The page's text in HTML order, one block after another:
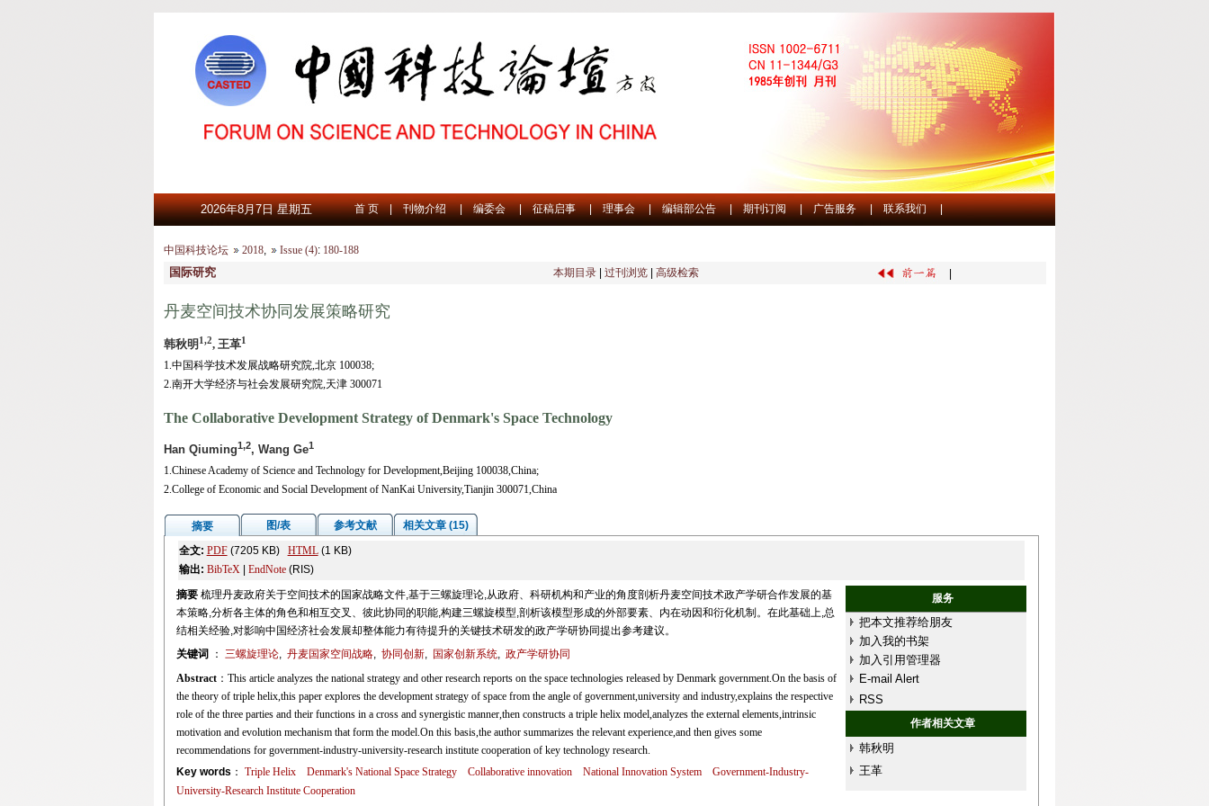
2026年8月7日 星期五 首 页 | 刊物介绍 | 编委会 | 征稿启事 | 理事会 | 编辑部公告 | 期刊订阅 | 广告服务 | 联系我们 |
中国科技论坛 2018, Issue (4):180-188
国际研究 本期目录 过刊浏览 高级检索
丹麦空间技术协同发展策略研究
韩秋明1,2, 王革1
1.中国科学技术发展战略研究院,北京 100038;
2.南开大学经济与社会发展研究院,天津 300071
The Collaborative Development Strategy of Denmark's Space Technology
Han Qiuming1,2, Wang Ge1
1.Chinese Academy of Science and Technology for Development,Beijing 100038,China;
2.College of Economic and Social Development of NanKai University,Tianjin 300071,China
摘要 图/表 参考文献
相关文章 (15)
全文: PDF(7205 KB) HTML(1 KB)
输出: BibTeX| EndNote(RIS)
摘要 梳理丹麦政府关于空间技术的国家战略文件,基于三螺旋理论,从政府、科研机构和产业的角度剖析丹麦空间技术政产学研合作发展的基
本策略,分析各主体的角色和相互交叉、彼此协同的职能,构建三螺旋模型,剖析该模型形成的外部要素、内在动因和衍化机制。在此基础上,总
结相关经验,对影响中国经济社会发展却整体能力有待提升的关键技术研发的政产学研协同提出参考建议。
服务
把本文推荐给朋友
加入我的书架
加入引用管理器
E-mail Alert
RSS
作者相关文章
韩秋明
王革
关键词 ： 三螺旋理论, 丹麦国家空间战略, 协同创新, 国家创新系统, 政产学研协同
Abstract：This article analyzes the national strategy and other research reports on the space technologies released by Denmark government.On the basis of
the theory of triple helix,this paper explores the development strategy of space from the angle of government,university and industry,explains the respective
role of the three parties and their functions in a cross and synergistic manner,then constructs a triple helix model,analyzes the external elements,intrinsic
motivation and evolution mechanism that form the model.On this basis,the author summarizes the relevant experience,and then gives some
recommendations for government-industry-university-research institute cooperation of key technology research.
Key words ： Triple Helix Denmark's National Space Strategy Collaborative innovation National Innovation System
Government-Industry-
University-Research Institute Cooperation